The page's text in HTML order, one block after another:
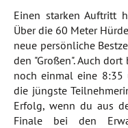
Einen starken Auftritt
Über die 60 Meter
neue persönliche
den "Großen". Auch
noch einmal eine 8:35
die jüngste
Erfolg, wenn du aus
Finale bei den